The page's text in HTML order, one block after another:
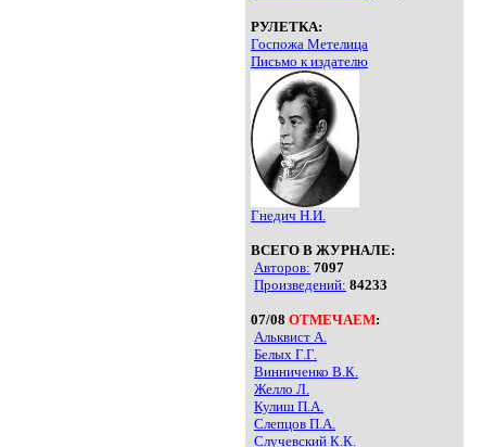
РУЛЕТКА:
Госпожа Метелица
Письмо к издателю
Гнедич Н.И.
ВСЕГО В ЖУРНАЛЕ:
Авторов: 7097
Произведений: 84233
07/08 ОТМЕЧАЕМ:
Альквист А.
Белых Г.Г.
Винниченко В.К.
Желло Л.
Кулиш П.А.
Слепцов П.А.
Случевский К.К.